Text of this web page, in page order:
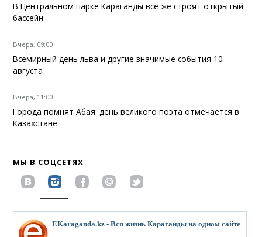
В Центральном парке Караганды все же строят открытый
бассейн
Вчера, 09:00
Всемирный день льва и другие значимые события 10
августа
Вчера, 11:00
Города помнят Абая: день великого поэта отмечается в
Казахстане
МЫ В СОЦСЕТЯХ
EKaraganda.kz - Вся жизнь Караганды на одном сайте